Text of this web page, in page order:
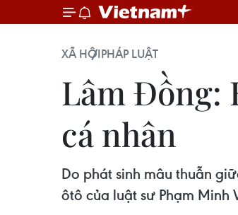
XÃ HỘIPHÁP LUẬT
Lâm Đồng:
cá nhân
Do phát sinh mâu thuẫn
ôtô của luật sư Phạm Minh